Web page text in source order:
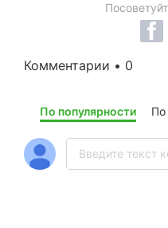
Комментарии • 0
По популярности По